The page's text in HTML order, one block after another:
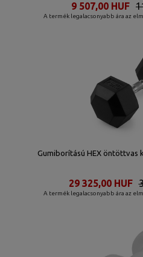
A termék legalacsonyabb ára az
9 507,00 HUF
Gumiborítású HEX öntöttvas
A termék legalacsonyabb ára az
29 325,00 HUF